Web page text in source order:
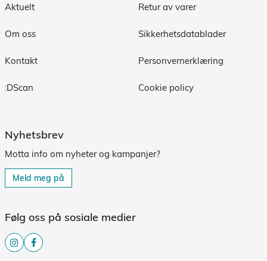
Aktuelt
Om oss
Kontakt
:DScan
Retur av varer
Sikkerhetsdatablader
Personvernerklæring
Cookie policy
Nyhetsbrev
Motta info om nyheter og kampanjer?
Meld meg på
Følg oss på sosiale medier